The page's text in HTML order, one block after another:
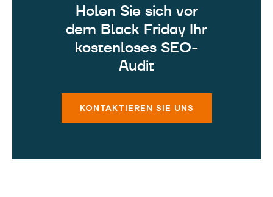
Holen Sie sich vor
dem Black Friday Ihr
kostenloses SEO-
Audit
KONTAKTIEREN SIE UNS